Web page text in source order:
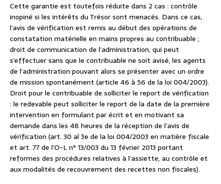
Cette garantie est toutefois réduite dans 2 cas : contrôle
inopiné si les intérêts du Trésor sont menacés. Dans ce cas,
l’avis de vérification est remis au début des opérations de
constatation matérielle en mains propres au contribuable ;
droit de communication de l’administration, qui peut
s’effectuer sans que le contribuable ne soit avisé, les agents
de l’administration pouvant alors se présenter avec un ordre
de mission spontanément (article 46 à 56 de la loi 004/2003).
Droit pour le contribuable de solliciter le report de vérification
: le redevable peut solliciter le report de la date de la première
intervention en formulant par écrit et en motivant sa
demande dans les 48 heures de la réception de l’avis de
vérification (art. 30 al 3e de la loi 004/2003 en matière fiscale
et art. 77 de l’O-L n° 13/003 du 13 février 2013 portant
reformes des procédures relatives à l’assiette, au contrôle et
aux modalités de recouvrement des recettes non fiscales).